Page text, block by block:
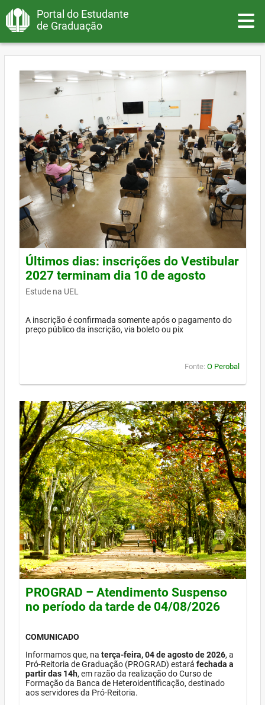
Portal do Estudante
de Graduação
Últimos dias: inscrições do Vestibular
2027 terminam dia 10 de agosto
Estude na UEL
A inscrição é confirmada somente após o pagamento do
preço público da inscrição, via boleto ou pix
Fonte: O Perobal
PROGRAD – Atendimento Suspenso
no período da tarde de 04/08/2026
COMUNICADO
Informamos que, na terça-feira, 04 de agosto de 2026, a
Pró-Reitoria de Graduação (PROGRAD) estará fechada a
partir das 14h, em razão da realização do Curso de
Formação da Banca de Heteroidentificação, destinado
aos servidores da Pró-Reitoria.